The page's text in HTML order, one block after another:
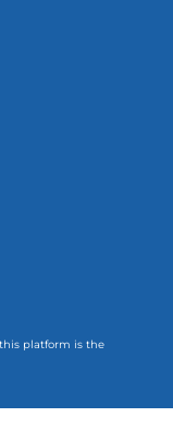
platform is the